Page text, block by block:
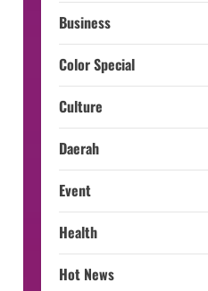
Business
Color Special
Culture
Daerah
Event
Health
Hot News